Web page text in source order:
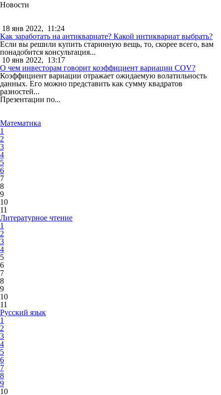
Новости
18 янв 2022, 11:24
Как заработать на антиквариате? Какой интиквариат выбрать?
Если вы решили купить старинную вещь, то, скорее всего, вам
понадобится консультация...
10 янв 2022, 13:17
О чем инвесторам говорит коэффициент вариации COV?
Коэффициент вариации отражает ожидаемую волатильность
данных. Его можно представить как сумму квадратов
разностей...
Презентации по...
Математика
1
2
3
4
5
6
7
8
9
10
11
Литературное чтение
1
2
3
4
5
6
7
8
9
10
11
Русский язык
1
2
3
4
5
6
7
8
9
10